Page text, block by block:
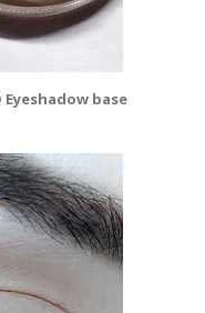
Eyeshadow base